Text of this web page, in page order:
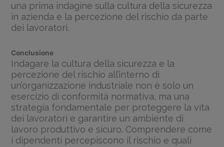
una prima indagine sulla cultura della sicurezza
in azienda e la percezione del rischio da parte
dei lavoratori.
Conclusione
Indagare la cultura della sicurezza e la
percezione del rischio all’interno di
un’organizzazione industriale non è solo un
esercizio di conformità normativa, ma una
strategia fondamentale per proteggere la vita
dei lavoratori e garantire un ambiente di
lavoro produttivo e sicuro. Comprendere come
i dipendenti percepiscono il rischio e quali